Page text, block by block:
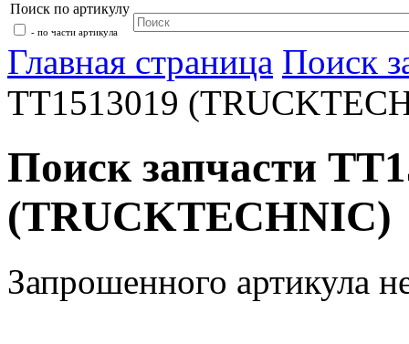
Поиск по артикулу
- по части артикула
Главная страница Поиск
TT1513019
Поиск запчасти
(TRUCKTECHNIC)
Запрошенного артикула